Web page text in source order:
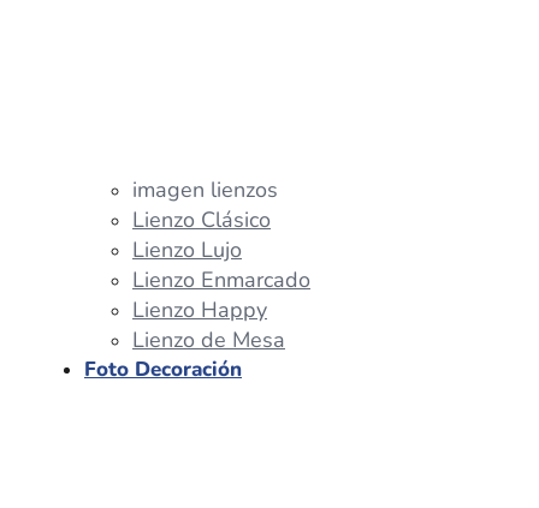
imagen lienzos
Lienzo Clásico
Lienzo Lujo
Lienzo Enmarcado
Lienzo Happy
Lienzo de Mesa
Foto Decoración